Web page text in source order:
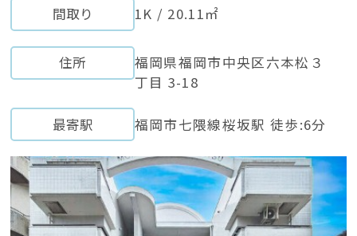
間取り 1K / 20.11㎡
住所
福岡県福岡市中央区六本松３
丁目 3-18
最寄駅 福岡市七隈線桜坂駅 徒歩:6分